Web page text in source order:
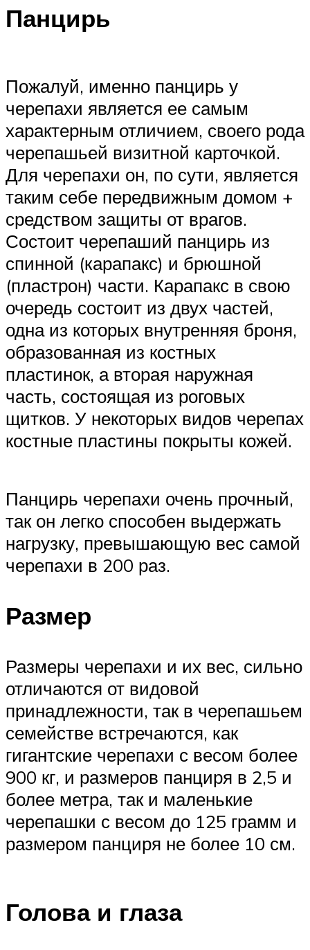
Панцирь
Пожалуй, именно панцирь у
черепахи является ее самым
характерным отличием, своего рода
черепашьей визитной карточкой.
Для черепахи он, по сути, является
таким себе передвижным домом +
средством защиты от врагов.
Состоит черепаший панцирь из
спинной (карапакс) и брюшной
(пластрон) части. Карапакс в свою
очередь состоит из двух частей,
одна из которых внутренняя броня,
образованная из костных
пластинок, а вторая наружная
часть, состоящая из роговых
щитков. У некоторых видов черепах
костные пластины покрыты кожей.
Панцирь черепахи очень прочный,
так он легко способен выдержать
нагрузку, превышающую вес самой
черепахи в 200 раз.
Размер
Размеры черепахи и их вес, сильно
отличаются от видовой
принадлежности, так в черепашьем
семействе встречаются, как
гигантские черепахи с весом более
900 кг, и размеров панциря в 2,5 и
более метра, так и маленькие
черепашки с весом до 125 грамм и
размером панциря не более 10 см.
Голова и глаза